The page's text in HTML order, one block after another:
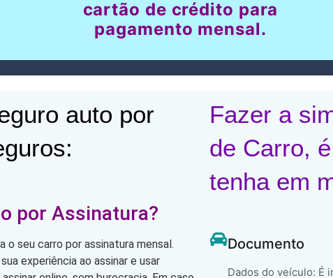
cartão de crédito para
pagamento mensal.
auto por
por Assinatura?
o seu carro por assinatura mensal.
experiência ao assinar e usar
Fazer a
de Carro,
tenha em
Documento
Dados do veículo: É